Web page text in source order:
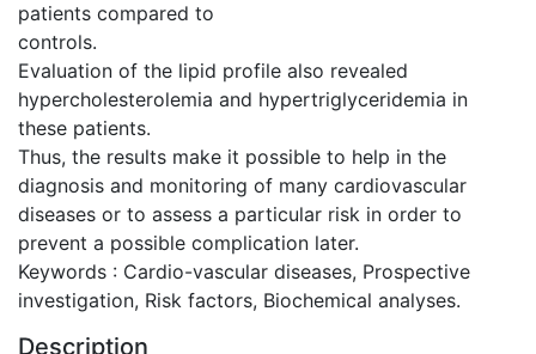
patients compared to
controls.
Evaluation of the lipid profile also revealed
hypercholesterolemia and hypertriglyceridemia in
these patients.
Thus, the results make it possible to help in the
diagnosis and monitoring of many cardiovascular
diseases or to assess a particular risk in order to
prevent a possible complication later.
Keywords : Cardio-vascular diseases, Prospective
investigation, Risk factors, Biochemical analyses.
Description